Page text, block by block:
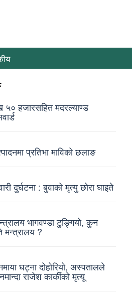
हजारसहित मदरल्याण्ड
प्रतिभा माविको छलाङ
दुर्घटना : बुवाको मृत्यु छोरा घाइते
भागवण्डा टुङ्गियो, कुन
मन्त्रालय ?
घट्ना दोहोरियो, अस्पतालले
राजेश कार्कीको मृत्यू